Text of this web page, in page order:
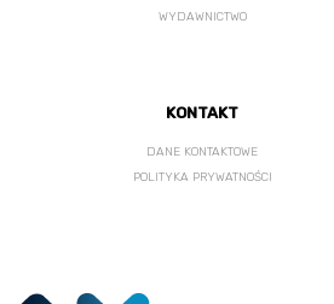
WYDAWNICTWO
KONTAKT
DANE KONTAKTOWE
POLITYKA PRYWATNOŚCI